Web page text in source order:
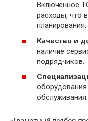
Включённое
расходы, что
планирования.
Качество и
наличие
подрядчиков.
обслуживания